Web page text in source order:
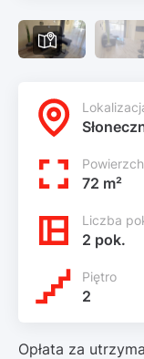
72 m²
Liczba
2 pok.
Piętro
2
Opłata za